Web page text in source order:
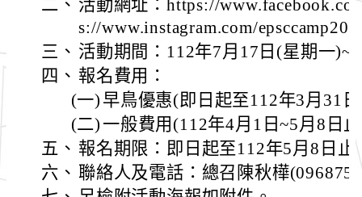
二、 活動網址：https://
s://www.instagram.com/
三、 活動期間：112年7月17日(星期一
四、 報名費用：
(一) 早鳥優惠(即日起至112年3月31
(二) 一般費用(112年4月1日~5月8日
五、 報名期限：即日起至112年5月8日止
六、 聯絡人及電話：總召陳秋樺